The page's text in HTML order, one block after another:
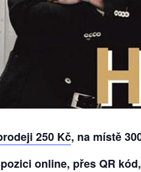
250 Kč, na místě
online, přes QR